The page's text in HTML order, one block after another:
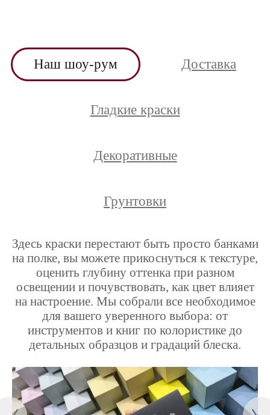
Наш шоу-рум Доставка
Гладкие краски
Декоративные
Грунтовки
Здесь краски перестают быть просто банками
на полке, вы можете прикоснуться к текстуре,
оценить глубину оттенка при разном
освещении и почувствовать, как цвет влияет
на настроение. Мы собрали все необходимое
для вашего уверенного выбора: от
инструментов и книг по колористике до
детальных образцов и градаций блеска.